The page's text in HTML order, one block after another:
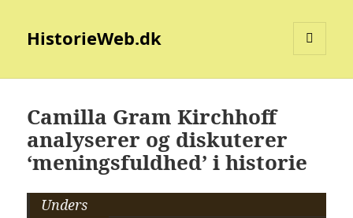
HistorieWeb.dk
Camilla Gram Kirchhoff
analyserer og diskuterer
‘meningsfuldhed’ i historie
Unders